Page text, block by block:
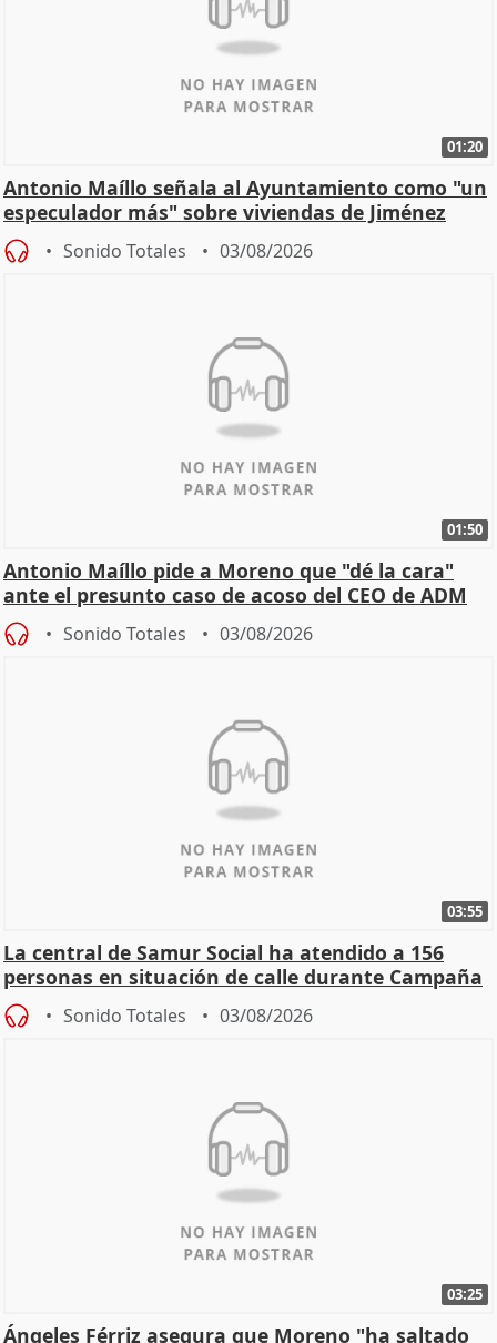
01:20
Antonio Maíllo señala al Ayuntamiento como "un
especulador más" sobre viviendas de Jiménez
Becerril
Sonido Totales 03/08/2026
01:50
Antonio Maíllo pide a Moreno que "dé la cara"
ante el presunto caso de acoso del CEO de ADM
Sonido Totales 03/08/2026
03:55
La central de Samur Social ha atendido a 156
personas en situación de calle durante Campaña
de Calor
Sonido Totales 03/08/2026
03:25
Ángeles Férriz asegura que Moreno "ha saltado